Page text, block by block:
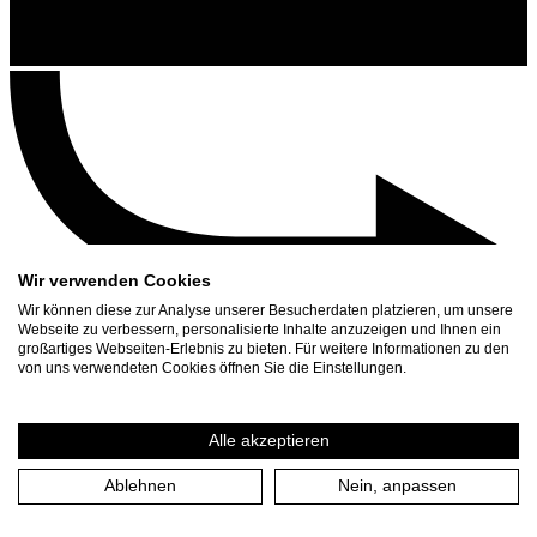
Kontakt
Presse Download
Wir verwenden Cookies
Wir können diese zur Analyse unserer Besucherdaten platzieren, um unsere
Webseite zu verbessern, personalisierte Inhalte anzuzeigen und Ihnen ein
großartiges Webseiten-Erlebnis zu bieten. Für weitere Informationen zu den
von uns verwendeten Cookies öffnen Sie die Einstellungen.
Alle akzeptieren
Ablehnen Nein, anpassen